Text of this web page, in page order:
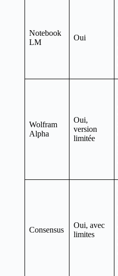
Notebook
LM
Oui
Wolfram
Alpha
Oui,
version
limitée
Consensus
Oui, avec
limites